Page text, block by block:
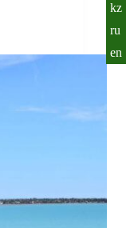
kz
ru
en